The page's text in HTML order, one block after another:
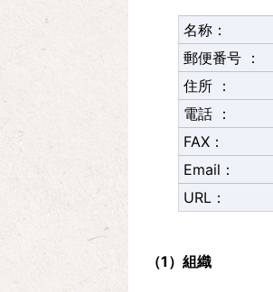
名称：
郵便番号 ：
住所 ：
電話 ：
FAX：
Email：
URL：
（1）組織